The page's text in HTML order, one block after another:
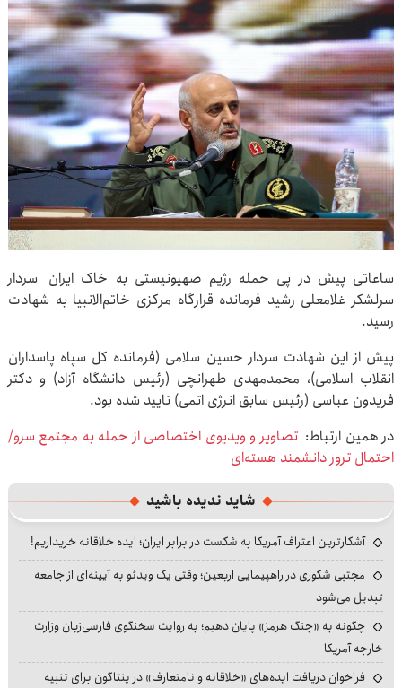
ساعاتی پیش در پی حمله رژیم صهیونیستی به خاک ایران سردار
سرلشکر غلامعلی رشید فرمانده قرارگاه مرکزی خاتم‌الانبیا به شهادت
رسید.
پیش از این شهادت سردار حسین سلامی (فرمانده کل سپاه پاسداران
انقلاب اسلامی)، محمدمهدی طهرانچی (رئیس دانشگاه آزاد) و دکتر
فریدون عباسی (رئیس سابق انرژی اتمی) تایید شده بود.
در همین ارتباط:تصاویر ‌و ویدیوی اختصاصی از حمله به مجتمع سرو/
احتمال ترور دانشمند هسته‌ای
شاید ندیده باشید
آشکارترین اعتراف آمریکا به شکست در برابر ایران؛ ایده خلاقانه خریداریم!
مجتبی شکوری در راهپیمایی اربعین؛ وقتی یک ویدئو به آیینه‌ای از جامعه
تبدیل می‌شود
چگونه به «جنگ هرمز» پایان دهیم؛ به روایت سخنگوی فارسی‌زبان وزارت
خارجه آمریکا
فراخوان دریافت ایده‌های «خلاقانه و نامتعارف» در پنتاگون برای تنبیه